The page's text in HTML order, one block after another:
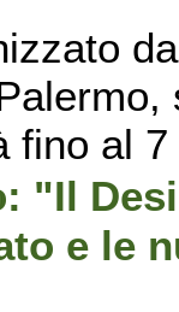
fino al
"Il
e le